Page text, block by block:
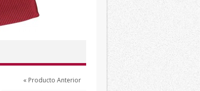
« Producto Anterior